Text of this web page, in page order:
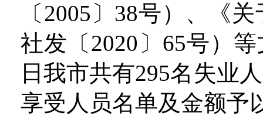
〔2005〕38号）、《
社发〔2020〕65号）
日我市共有295名失业
享受人员名单及金额予